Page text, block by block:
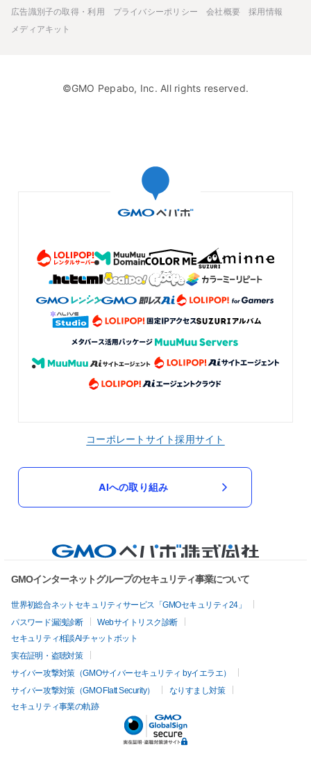
広告識別子の取得・利用
プライバシーポリシー 会社概要
採用情報
メディアキット
©GMO Pepabo, Inc. All rights reserved.
コーポレートサイト採用サイト
AIへの取り組み
GMOインターネットグループのセキュリティ事業について
世界初総合ネットセキュリティサービス「GMOセキュリティ24」
パスワード漏洩診断
Webサイトリスク診断
セキュリティ相談AIチャットボット
実在証明・盗聴対策
サイバー攻撃対策（GMOサイバーセキュリティ byイエラエ）
サイバー攻撃対策（GMO Flatt Security）
なりすまし対策
セキュリティ事業の軌跡